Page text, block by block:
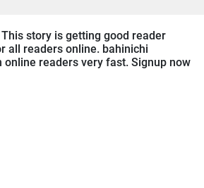
story is getting good reader
all readers online. bahinichi
readers very fast. Signup now